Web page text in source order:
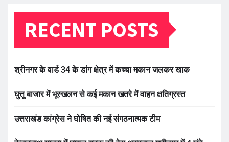
RECENT POSTS
श्रीनगर के वार्ड 34 के डांग क्षेत्र में कच्चा मकान जलकर खाक
घुत्तू बाजार में भूस्खलन से कई मकान खतरे में वाहन क्षतिग्रस्त
उत्तराखंड कांग्रेस ने घोषित की नई संगठनात्मक टीम